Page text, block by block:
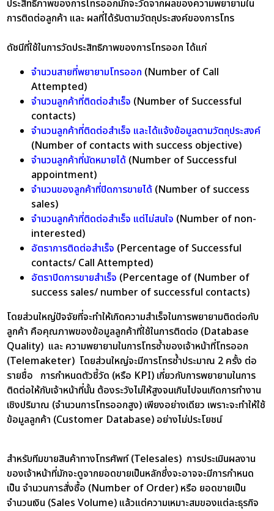
ประสิทธิภาพของการโทรออกมักจะวัดจากผลของความพยายามใน
การติดต่อลูกค้า และ ผลที่ได้รับตามวัตถุประสงค์ของการโทร
ดัชนีที่ใช้ในการวัดประสิทธิภาพของการโทรออก ได้แก่
จำนวนสายที่พยายามโทรออก (Number of Call
Attempted)
จำนวนลูกค้าที่ติดต่อสำเร็จ (Number of Successful
contacts)
จำนวนลูกค้าที่ติดต่อสำเร็จ และได้แจ้งข้อมูลตามวัตถุประสงค์
(Number of contacts with success objective)
จำนวนลูกค้าที่นัดหมายได้ (Number of Successful
appointment)
จำนวนของลูกค้าที่ปิดการขายได้ (Number of success
sales)
จำนวนลูกค้าที่ติดต่อสำเร็จ แต่ไม่สนใจ (Number of non-
interested)
อัตราการติดต่อสำเร็จ (Percentage of Successful
contacts/ Call Attempted)
อัตราปิดการขายสำเร็จ (Percentage of (Number of
success sales/ number of successful contacts)
โดยส่วนใหญ่ปัจจัยที่จะทำให้เกิดความสำเร็จในการพยายามติดต่อกับ
ลูกค้า คือคุณภาพของข้อมูลลูกค้าที่ใช้ในการติดต่อ (Database
Quality) และ ความพยายามในการโทรซ้ำของเจ้าหน้าที่โทรออก
(Telemaketer) โดยส่วนใหญ่จะมีการโทรซ้ำประมาณ 2 ครั้ง ต่อ
รายชื่อ การกำหนดตัวชี้วัด (หรือ KPI) เกี่ยวกับการพยายามในการ
ติดต่อให้กับเจ้าหน้าที่นั้น ต้องระวังไม่ให้สูงจนเกินไปจนเกิดการทำงาน
เชิงปริมาณ (จำนวนการโทรออกสูง) เพียงอย่างเดียว เพราะจะทำให้ใช้
ข้อมูลลูกค้า (Customer Database) อย่างไม่ประโยชน์
สำหรับทีมขายสินค้าทางโทรศัพท์ (Telesales) การประเมินผลงาน
ของเจ้าหน้าที่มักจะดูจากยอดขายเป็นหลักซึ่งจะอาจจะมีการกำหนด
เป็น จำนวนการสั่งซื้อ (Number of Order) หรือ ยอดขายเป็น
จำนวนเงิน (Sales Volume) แล้วแต่ความเหมาะสมของแต่ละธุรกิจ